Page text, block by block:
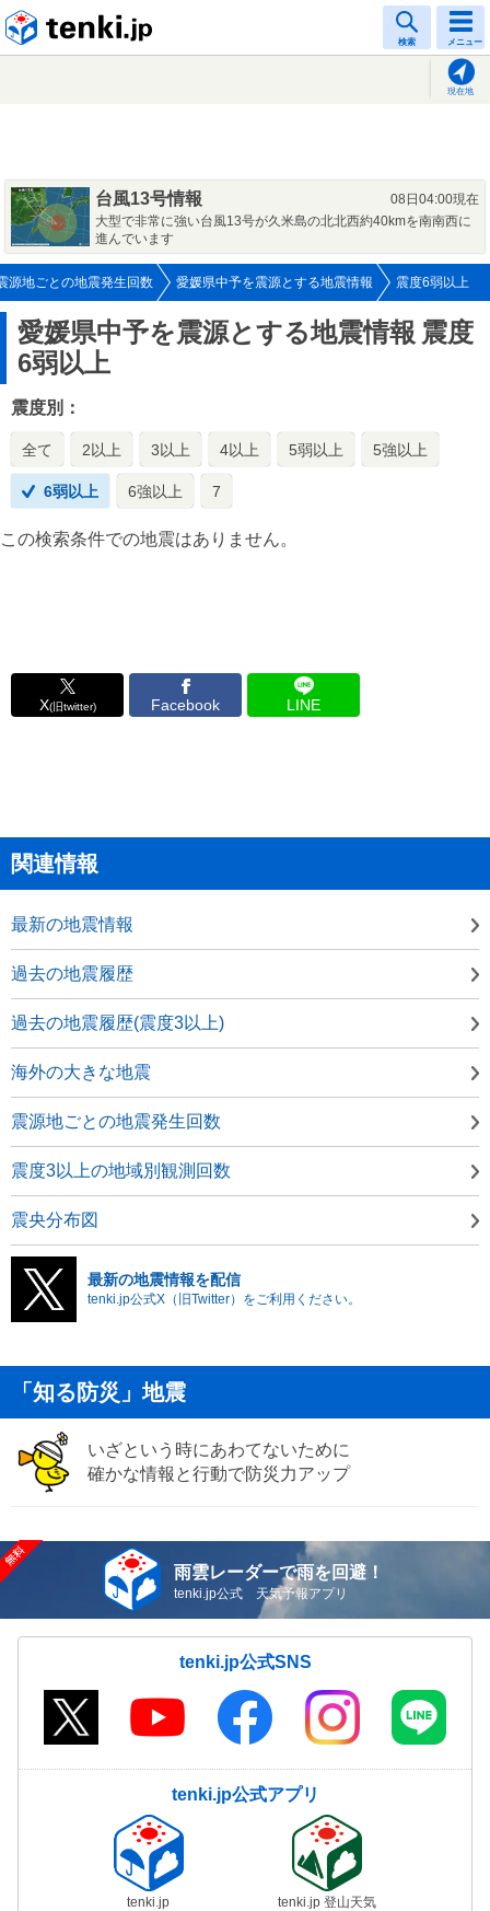
検索 メニュー
現在地
台風13号情報
08日04:00現在
大型で非常に強い台風13号が久米島の北北西約40kmを南南西に
進んでいます
源地ごとの地震発生回数 愛媛県中予を震源とする地震情報 震度6弱以上
愛媛県中予を震源とする地震情報 震度
6弱以上
震度別：
全て 2以上 3以上 4以上 5弱以上 5強以上
6弱以上 6強以上 7
この検索条件での地震はありません。
X(旧twitter) Facebook LINE
関連情報
最新の地震情報
過去の地震履歴
過去の地震履歴(震度3以上)
海外の大きな地震
震源地ごとの地震発生回数
震度3以上の地域別観測回数
震央分布図
最新の地震情報を配信
tenki.jp公式X（旧Twitter）をご利用ください。
「知る防災」地震
いざという時にあわてないために
確かな情報と行動で防災力アップ
雨雲レーダーで雨を回避！
tenki.jp公式 天気予報アプリ
tenki.jp公式SNS
tenki.jp公式アプリ
tenki.jp tenki.jp 登山天気